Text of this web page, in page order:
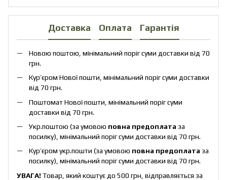
Доставка Оплата Гарантія
Новою поштою, мінімальний поріг суми доставки від 70
грн.
Кур’єром Нової пошти, мінімальний поріг суми доставки
від 70 грн.
Поштомат Нової пошти, мінімальний поріг суми
доставки від 70 грн.
Укр.поштою (за умовою повна предоплата за
посилку), мінімальний поріг суми доставки від 70 грн.
Кур’єром укр.пошти (за умовою повна предоплата за
посилку), мінімальний поріг суми доставки від 70 грн.
УВАГА!Товар, який коштує до 500 грн, відправляється за